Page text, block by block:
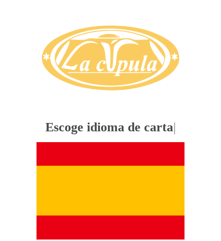
Escoge idioma de carta|